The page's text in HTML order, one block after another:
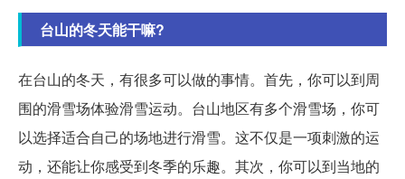
台山的冬天能干嘛?
在台山的冬天，有很多可以做的事情。首先，你可以到周
围的滑雪场体验滑雪运动。台山地区有多个滑雪场，你可
以选择适合自己的场地进行滑雪。这不仅是一项刺激的运
动，还能让你感受到冬季的乐趣。其次，你可以到当地的